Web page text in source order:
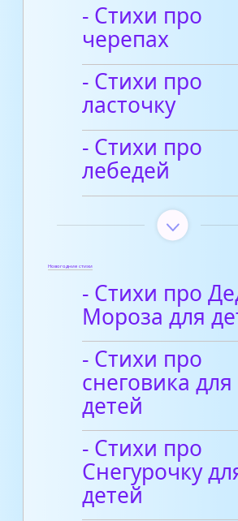
- Стихи про
черепах
- Стихи про
ласточку
- Стихи про
лебедей
Новогодние стихи
- Стихи про
Мороза для
- Стихи про
снеговика для
детей
- Стихи про
Снегурочку
детей